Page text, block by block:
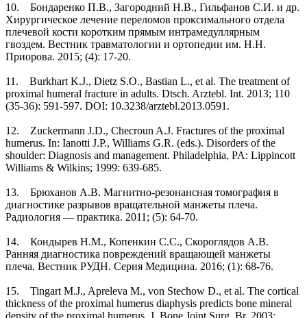
10. Бондаренко П.В., Загородний Н.В., Гильфанов С.И. и др.
Хирургическое лечение переломов проксимального отдела
плечевой кости коротким прямым интрамедуллярным
гвоздем. Вестник травматологии и ортопедии им. Н.Н.
Приорова. 2015; (4): 17-20.
11. Burkhart K.J., Dietz S.O., Bastian L., et al. The treatment of
proximal humeral fracture in adults. Dtsch. Arztebl. Int. 2013; 110
(35-36): 591-597. DOI: 10.3238/arztebl.2013.0591.
12. Zuckermann J.D., Checroun A.J. Fractures of the proximal
humerus. In: Ianotti J.P., Williams G.R. (eds.). Disorders of the
shoulder: Diagnosis and management. Philadelphia, PA: Lippincott
Williams & Wilkins; 1999: 639-685.
13. Брюханов А.В. Магнитно-резонансная томография в
диагностике разрывов вращательной манжеты плеча.
Радиология — практика. 2011; (5): 64-70.
14. Кондырев Н.М., Копенкин С.С., Скороглядов А.В.
Ранняя диагностика повреждений вращающей манжеты
плеча. Вестник РУДН. Серия Медицина. 2016; (1): 68-76.
15. Tingart M.J., Apreleva M., von Stechow D., et al. The cortical
thickness of the proximal humerus diaphysis predicts bone mineral
density of the proximal humerus. J. Bone Joint Surg. Br. 2003;